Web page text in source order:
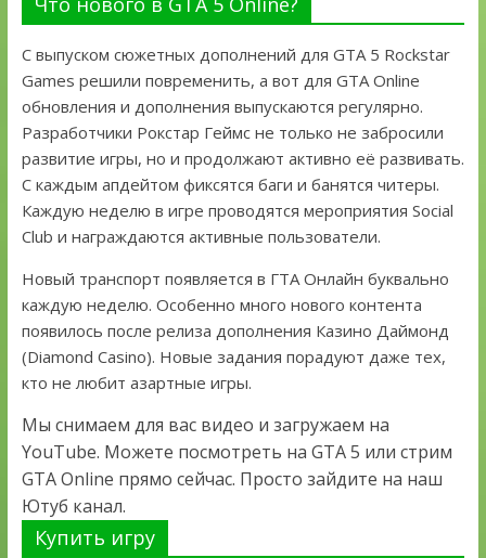
С выпуском сюжетных дополнений для GTA 5 Rockstar
Games решили повременить, а вот для GTA Online
обновления и дополнения выпускаются регулярно.
Разработчики Рокстар Геймс не только не забросили
развитие игры, но и продолжают активно её развивать.
С каждым апдейтом фиксятся баги и банятся читеры.
Каждую неделю в игре проводятся мероприятия Social
Club и награждаются активные пользователи.
Новый транспорт появляется в ГТА Онлайн буквально
каждую неделю. Особенно много нового контента
появилось после релиза дополнения Казино Даймонд
(Diamond Casino). Новые задания порадуют даже тех,
кто не любит азартные игры.
Мы снимаем для вас видео и загружаем на
YouTube. Можете посмотреть на GTA 5 или стрим
GTA Online прямо сейчас. Просто зайдите на наш
Ютуб канал.
Купить игру